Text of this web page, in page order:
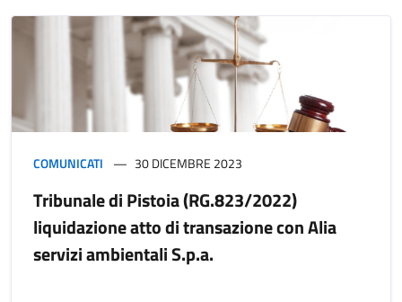
COMUNICATI 30 DICEMBRE 2023
Tribunale di Pistoia (RG.823/2022)
liquidazione atto di transazione con Alia
servizi ambientali S.p.a.